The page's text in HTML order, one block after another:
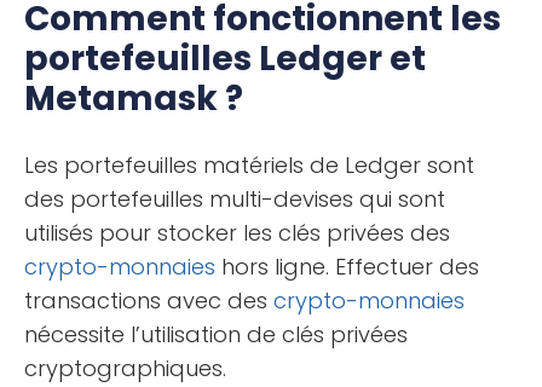
Comment fonctionnent les
portefeuilles Ledger et
Metamask ?
Les portefeuilles matériels de Ledger sont
des portefeuilles multi-devises qui sont
utilisés pour stocker les clés privées des
crypto-monnaies hors ligne. Effectuer des
transactions avec des crypto-monnaies
nécessite l’utilisation de clés privées
cryptographiques.